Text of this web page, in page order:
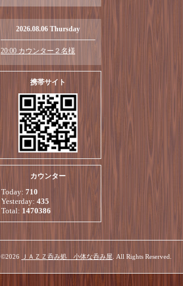
2026.08.06 Thursday
20:00 カウンター２名様
携帯サイト
カウンター
Today: 710
Yesterday: 435
Total: 1470386
©2026 ＪＡＺＺ呑み処 小体な呑み屋 . All Rights Reserved.